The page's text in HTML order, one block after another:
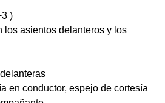
)
los asientos delanteros y los
en conductor, espejo de cortesía